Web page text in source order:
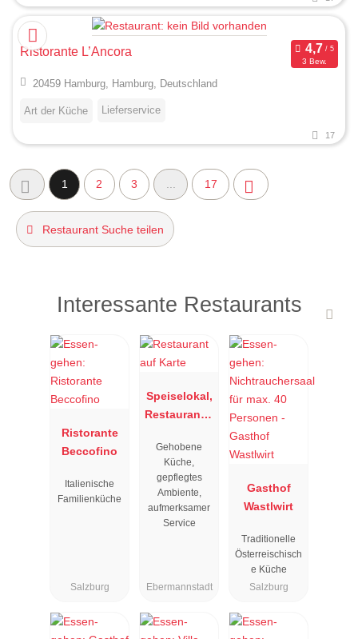
Ristorante L’Ancora
3 Bew.
20459 Hamburg, Hamburg, Deutschland
Art der Küche Lieferservice
17
1 2 3 17
Restaurant Suche teilen
Interessante Restaurants
Ristorante
Beccofino
Italienische
Familienküche
Salzburg
Speiselokal,
Restaurant "
"
Gehobene
Küche,
gepflegtes
Ambiente,
aufmerksamer
Service
Ebermannstadt
Gasthof
Wastlwirt
Traditionelle
Österreischisch
e Küche
Salzburg